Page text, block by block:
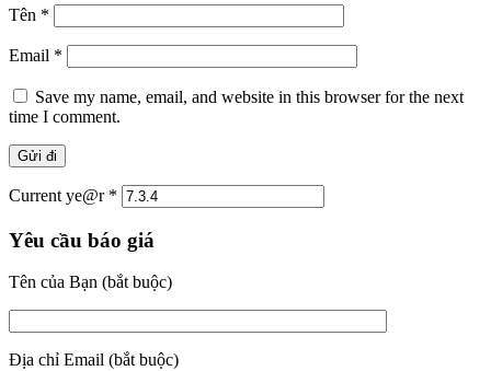
Tên *
Email *
Save my name, email, and website in this browser for the next
time I comment.
Current ye@r *
Yêu cầu báo giá
Tên của Bạn (bắt buộc)
Địa chỉ Email (bắt buộc)